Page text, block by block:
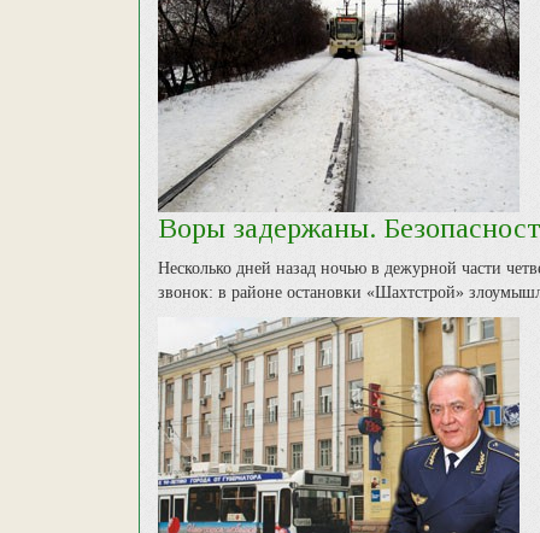
Воры задержаны.
Несколько дней назад ночью в дежурной части
звонок: в районе остановки «Шахтстрой»